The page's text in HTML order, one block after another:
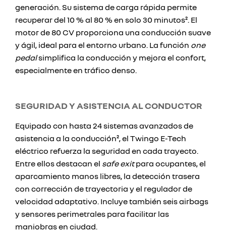
generación. Su sistema de carga rápida permite
recuperar del 10 % al 80 % en solo 30 minutos². El
motor de 80 CV proporciona una conducción suave
y ágil, ideal para el entorno urbano. La función one
pedalsimplifica la conducción y mejora el confort,
especialmente en tráfico denso.
SEGURIDAD Y ASISTENCIA AL CONDUCTOR
Equipado con hasta 24 sistemas avanzados de
asistencia a la conducción², el Twingo E-Tech
eléctrico refuerza la seguridad en cada trayecto.
Entre ellos destacan el safe exitpara ocupantes, el
aparcamiento manos libres, la detección trasera
con corrección de trayectoria y el regulador de
velocidad adaptativo. Incluye también seis airbags
y sensores perimetrales para facilitar las
maniobras en ciudad.